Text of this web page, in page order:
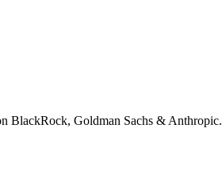
BlackRock, Goldman Sachs & Anthropic.